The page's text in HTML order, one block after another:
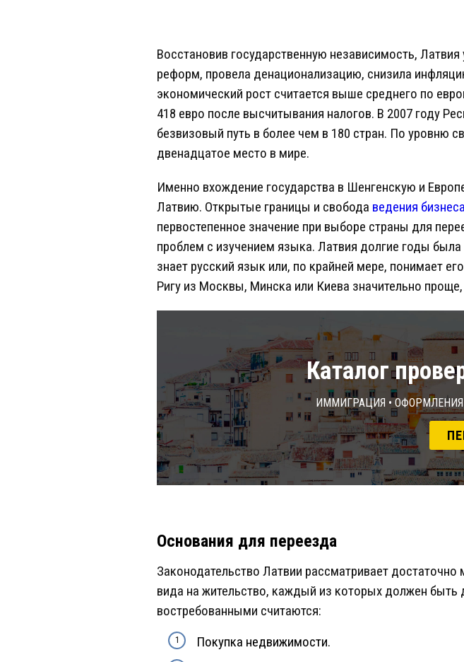
Восстановив государственную независимость,
реформ, провела денационализацию, снизила
экономический рост считается выше среднего по
418 евро после высчитывания налогов. В 2007 году
безвизовый путь в более чем в 180 стран. По уровню
двенадцатое место в мире.
Именно вхождение государства в Шенгенскую и
Латвию. Открытые границы и свобода ведения бизнеса
первостепенное значение при выборе страны для
проблем с изучением языка. Латвия долгие годы
знает русский язык или, по крайней мере, понимает
Ригу из Москвы, Минска или Киева значительно
Каталог
Иммиграция •
Основания для переезда
Законодательство Латвии рассматривает
вида на жительство, каждый из которых должен
востребованными считаются:
Покупка недвижимости.